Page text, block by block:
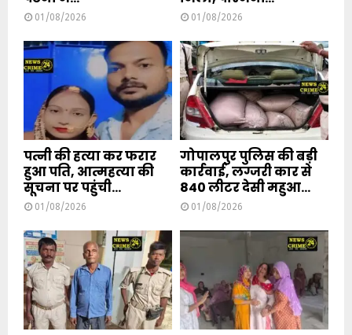
01/08/2026 01/08/2026
पत्नी की हत्या कर फरार
हुआ पति, आत्महत्या की
सूचना पर पहुंची...
01/08/2026
गोपालपुर पुलिस की बड़ी
कार्रवाई, लग्जरी कार से
840 लीटर देसी महुआ...
01/08/2026